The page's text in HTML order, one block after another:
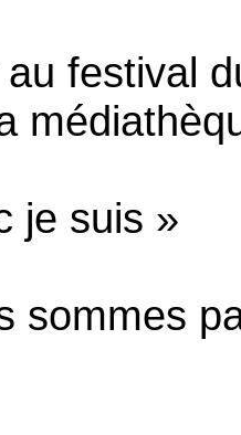
festival
je suis »
sommes